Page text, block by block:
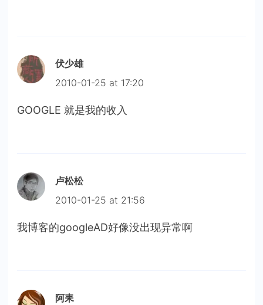
伏少雄
2010-01-25 at 17:20
GOOGLE 就是我的收入
卢松松
2010-01-25 at 21:56
我博客的googleAD好像没出现异常啊
阿耒